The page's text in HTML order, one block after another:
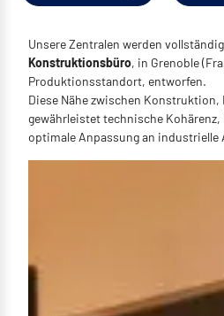
Unsere Zentralen werden
Konstruktionsbüro, in Grenoble
Produktionsstandort, entworfen.
Diese Nähe zwischen
gewährleistet technische
optimale Anpassung an industrielle